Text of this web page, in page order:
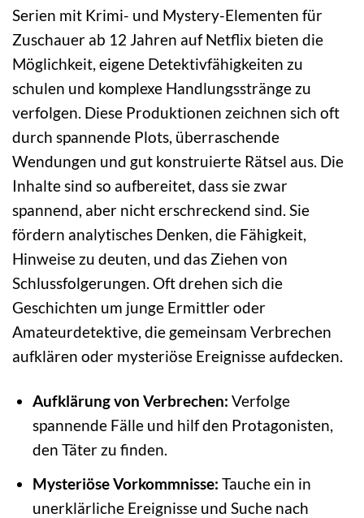
Serien mit Krimi- und Mystery-Elementen für
Zuschauer ab 12 Jahren auf Netflix bieten die
Möglichkeit, eigene Detektivfähigkeiten zu
schulen und komplexe Handlungsstränge zu
verfolgen. Diese Produktionen zeichnen sich oft
durch spannende Plots, überraschende
Wendungen und gut konstruierte Rätsel aus. Die
Inhalte sind so aufbereitet, dass sie zwar
spannend, aber nicht erschreckend sind. Sie
fördern analytisches Denken, die Fähigkeit,
Hinweise zu deuten, und das Ziehen von
Schlussfolgerungen. Oft drehen sich die
Geschichten um junge Ermittler oder
Amateurdetektive, die gemeinsam Verbrechen
aufklären oder mysteriöse Ereignisse aufdecken.
Aufklärung von Verbrechen: Verfolge
spannende Fälle und hilf den Protagonisten,
den Täter zu finden.
Mysteriöse Vorkommnisse: Tauche ein in
unerklärliche Ereignisse und Suche nach